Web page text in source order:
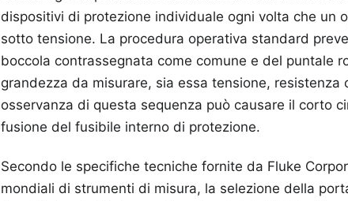
dispositivi di protezione individuale ogni volta che un
sotto tensione. La procedura operativa standard
boccola contrassegnata come comune e del puntale
grandezza da misurare, sia essa tensione,
osservanza di questa sequenza può causare il corto
fusione del fusibile interno di protezione.
Secondo le specifiche tecniche fornite da Fluke
mondiali di strumenti di misura, la selezione della